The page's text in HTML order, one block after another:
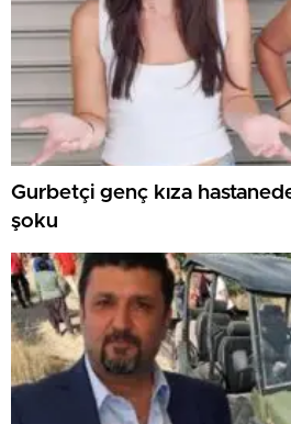
Gurbetçi genç kıza
şoku